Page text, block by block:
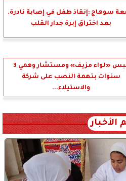
سوهاج :إنقاذ طفل في إصابة نادرة.
بعد اختراق إبرة جدار القلب
حبس «لواء مزيف» ومستشار وهمي 3
سنوات بتهمة النصب على شركة
والاستيلاء...
الأخبار